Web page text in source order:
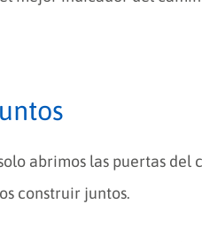
abrimos las puertas del
construir juntos.